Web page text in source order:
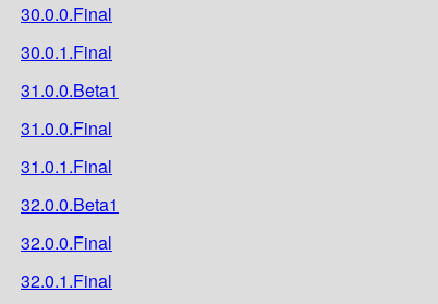
30.0.0.Final
30.0.1.Final
31.0.0.Beta1
31.0.0.Final
31.0.1.Final
32.0.0.Beta1
32.0.0.Final
32.0.1.Final